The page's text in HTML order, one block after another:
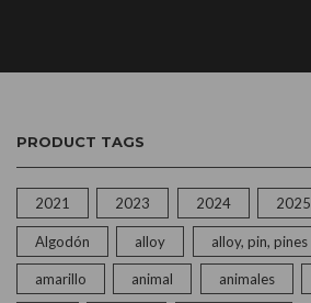
PRODUCT TAGS
2021 2023 2024 2025
Algodón alloy alloy, pin, pines
amarillo animal animales